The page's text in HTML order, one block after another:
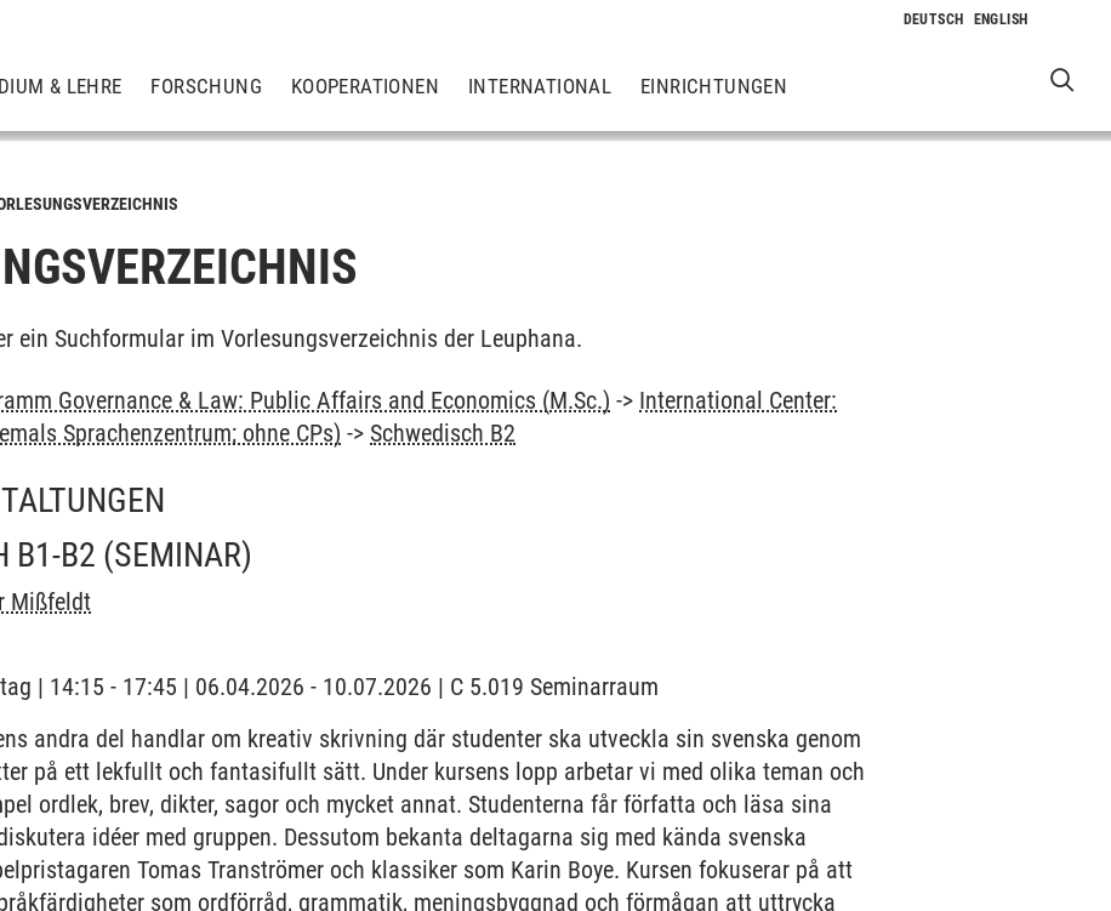
& LEHRE FORSCHUNG KOOPERATIONEN INTERNATIONAL EINRICHTUNGEN
ein Suchformular im Vorlesungsverzeichnis der Leuphana.
Governance & Law: Public Affairs and Economics (M.Sc.) -> International Center:
Sprachenzentrum; ohne CPs) -> Schwedisch B2
B1-B2 (SEMINAR)
Mißfeldt
| 14:15 - 17:45 | 06.04.2026 - 10.07.2026 | C 5.019 Seminarraum
andra del handlar om kreativ skrivning där studenter ska utveckla sin svenska genom
på ett lekfullt och fantasifullt sätt. Under kursens lopp arbetar vi med olika teman och
ordlek, brev, dikter, sagor och mycket annat. Studenterna får författa och läsa sina
idéer med gruppen. Dessutom bekanta deltagarna sig med kända svenska
Tomas Tranströmer och klassiker som Karin Boye. Kursen fokuserar på att
som ordförråd, grammatik, meningsbyggnad och förmågan att uttrycka